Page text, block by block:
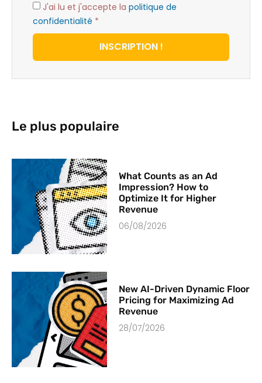
J'ai lu et j'accepte la politique de
confidentialité *
INSCRIPTION !
Le plus populaire
What Counts as an Ad
Impression? How to
Optimize It for Higher
Revenue
06/08/2026
New AI-Driven Dynamic Floor
Pricing for Maximizing Ad
Revenue
28/07/2026